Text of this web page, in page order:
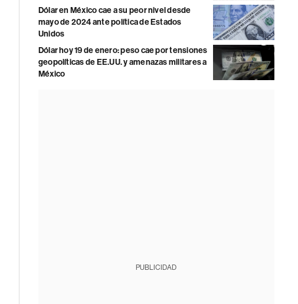
Dólar en México cae a su peor nivel desde
mayo de 2024 ante política de Estados
Unidos
Dólar hoy 19 de enero: peso cae por tensiones
geopolíticas de EE.UU. y amenazas militares a
México
PUBLICIDAD